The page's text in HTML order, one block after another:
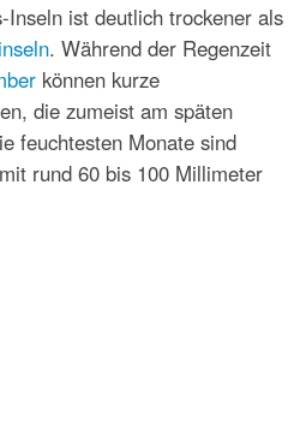
Inseln ist deutlich trockener als
. Während der Regenzeit
können kurze
die zumeist am späten
feuchtesten Monate sind
rund 60 bis 100 Millimeter